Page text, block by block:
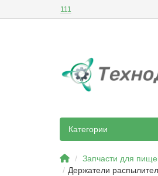
111
Категории
Запчасти для
Держатели